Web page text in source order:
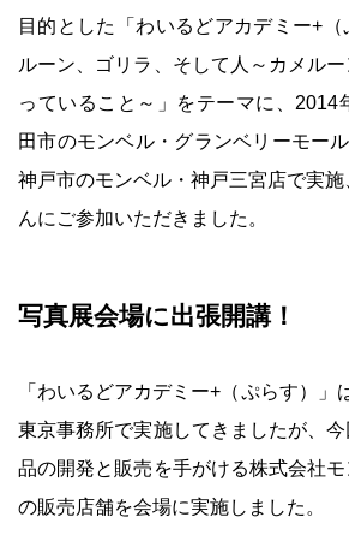
目的とした「わいるどアカデミー+
ルーン、ゴリラ、そして人～カメル
っていること～」をテーマに、2014
田市のモンベル・グランベリーモー
神戸市のモンベル・神戸三宮店で実
んにご参加いただきました。
写真展会場に出張開講！
「わいるどアカデミー+（ぷらす）」
東京事務所で実施してきましたが、
品の開発と販売を手がける株式会社
の販売店舗を会場に実施しました。